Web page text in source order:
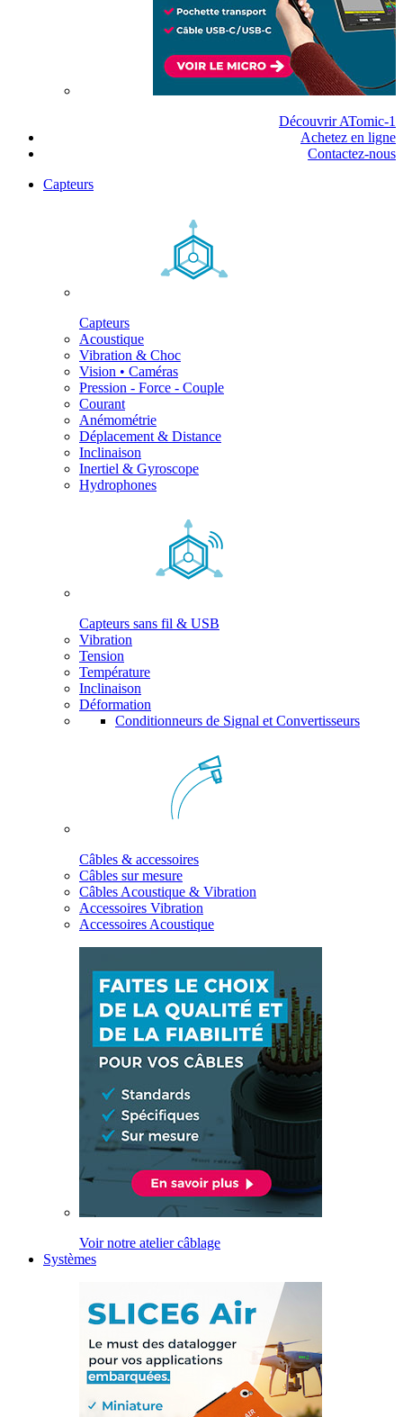
Découvrir ATomic-1
Achetez en ligne
Contactez-nous
Capteurs
Capteurs
Acoustique
Vibration & Choc
Vision • Caméras
Pression - Force - Couple
Courant
Anémométrie
Déplacement & Distance
Inclinaison
Inertiel & Gyroscope
Hydrophones
Capteurs sans fil & USB
Vibration
Tension
Température
Inclinaison
Déformation
Conditionneurs de Signal et Convertisseurs
Câbles & accessoires
Câbles sur mesure
Câbles Acoustique & Vibration
Accessoires Vibration
Accessoires Acoustique
Voir notre atelier câblage
Systèmes